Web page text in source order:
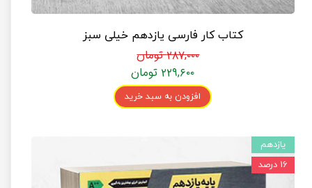
کتاب کار فارسی یازدهم خیلی سبز
۲۸۷,۰۰۰ تومان
۲۲۹,۶۰۰ تومان
افزودن به سبد خرید
یازدهم
۱۶ درصد